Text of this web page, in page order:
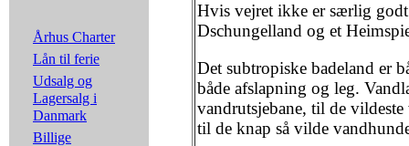
Århus Charter
Lån til ferie
Udsalg og
Lagersalg i
Danmark
Billige
Hvis vejret ikke er særlig godt
Dschungelland og et
Det subtropiske badeland er
både afslapning og leg.
vandrutsjebane, til de
til de knap så vilde